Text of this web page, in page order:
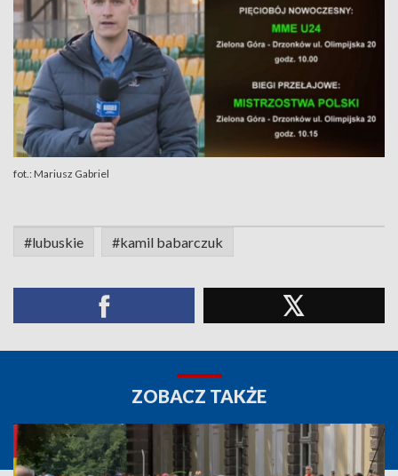
fot.: Mariusz Gabriel
#lubuskie #kamil babarczuk
ZOBACZ TAKŻE